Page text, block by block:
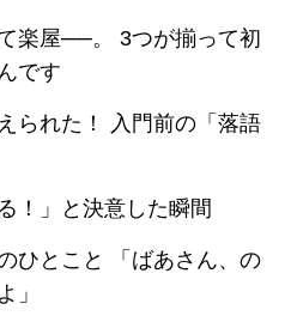
楽屋──。 3つが揃って初
です
られた！ 入門前の「落語
！」と決意した瞬間
ひとこと 「ばあさん、の
」